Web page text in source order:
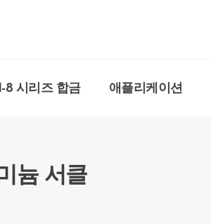
8 시리즈 합금 애플리케이션
늄 서클